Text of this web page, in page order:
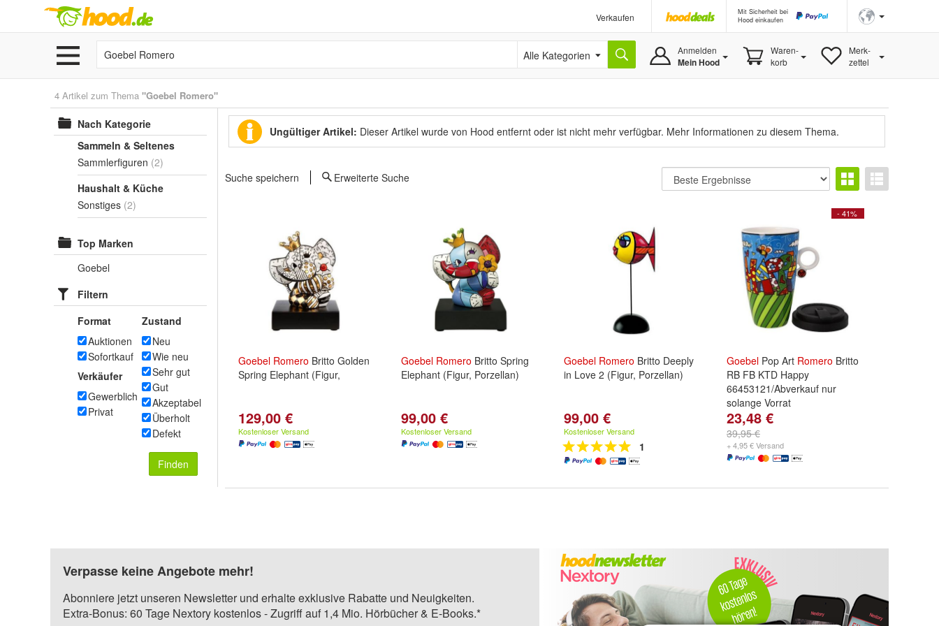
Verkaufen
Mit Sicherheit bei
Hood einkaufen
Alle Kategorien Anmelden
Mein Hood
Waren-
korb
Merk-
zettel
4 Artikel zum Thema "Goebel Romero"
Nach Kategorie
Sammeln & Seltenes
Sammlerfiguren (2)
Haushalt & Küche
Sonstiges (2)
Top Marken
Goebel
Filtern
Format
Auktionen
Sofortkauf
Verkäufer
Gewerblich
Privat
Zustand
Neu
Wie neu
Sehr gut
Gut
Akzeptabel
Überholt
Defekt
Finden
Ungültiger Artikel: Dieser Artikel wurde von Hood entfernt oder ist nicht mehr verfügbar. Mehr Informationen zu diesem Thema.
Suche speichern Erweiterte Suche
Goebel Romero Britto Golden
Spring Elephant (Figur,
129,00 €
Kostenloser Versand
Goebel Romero Britto Spring
Elephant (Figur, Porzellan)
99,00 €
Kostenloser Versand
Goebel Romero Britto Deeply
in Love 2 (Figur, Porzellan)
99,00 €
Kostenloser Versand
1
- 41%
Goebel Pop Art Romero Britto
RB FB KTD Happy
66453121/Abverkauf nur
solange Vorrat
23,48 €
39,95 €
+ 4,95 € Versand
Verpasse keine Angebote mehr!
Abonniere jetzt unseren Newsletter und erhalte exklusive Rabatte und Neuigkeiten.
Extra-Bonus: 60 Tage Nextory kostenlos - Zugriff auf 1,4 Mio. Hörbücher & E-Books.*